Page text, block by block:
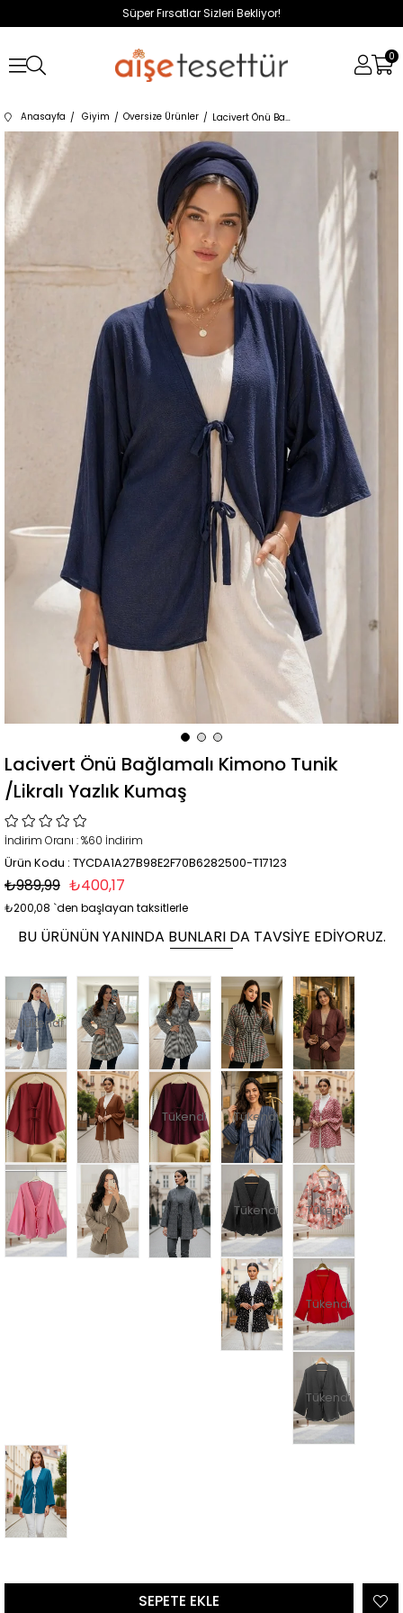
Süper Fırsatlar Sizleri Bekliyor!
0
Anasayfa Giyim Oversize Ürünler Lacivert Önü Bağlamalı Kimono Tunik /Likralı Yazlık Kumaş
Lacivert Önü Bağlamalı Kimono Tunik
/Likralı Yazlık Kumaş
İndirim Oranı :%60 İndirim
Ürün Kodu : TYCDA1A27B98E2F70B6282500-T17123
₺989,99 ₺400,17
₺200,08 `den başlayan taksitlerle
BU ÜRÜNÜN YANINDA BUNLARI DA TAVSIYE EDIYORUZ.
Tükendi
Tükendi Tükendi
Tükendi Tükendi
Tükendi
Tükendi